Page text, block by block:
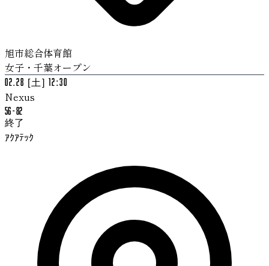
旭市総合体育館
女子・千葉オープン
02.28 [土] 12:30
Nexus
56-82
終了
ｱｸｱﾃｯｸ